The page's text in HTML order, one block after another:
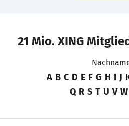
21 Mio. XING
A B C D E F G H I J
Q R S T U V W